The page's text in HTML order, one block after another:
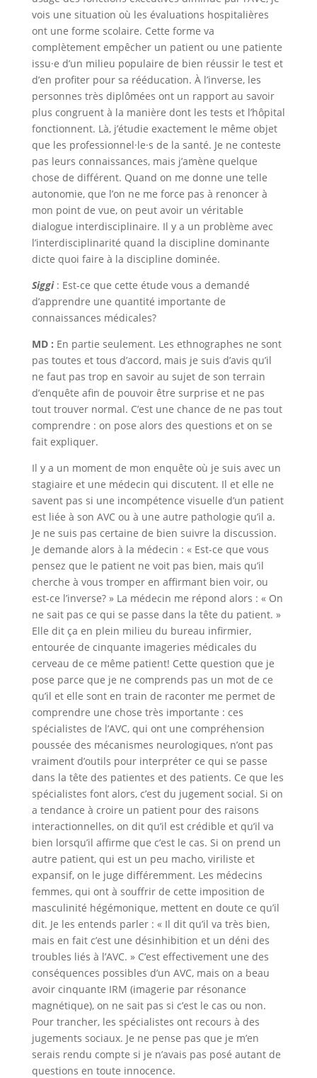
vois une situation où les évaluations hospitalières
ont une forme scolaire. Cette forme va
complètement empêcher un patient ou une patiente
issu·e d’un milieu populaire de bien réussir le test et
d’en profiter pour sa rééducation. À l’inverse, les
personnes très diplômées ont un rapport au savoir
plus congruent à la manière dont les tests et l’hôpital
fonctionnent. Là, j’étudie exactement le même objet
que les professionnel·le·s de la santé. Je ne conteste
pas leurs connaissances, mais j’amène quelque
chose de différent. Quand on me donne une telle
autonomie, que l’on ne me force pas à renoncer à
mon point de vue, on peut avoir un véritable
dialogue interdisciplinaire. Il y a un problème avec
l’interdisciplinarité quand la discipline dominante
dicte quoi faire à la discipline dominée.
Siggi: Est-ce que cette étude vous a demandé
d’apprendre une quantité importante de
connaissances médicales?
MD : En partie seulement. Les ethnographes ne sont
pas toutes et tous d’accord, mais je suis d’avis qu’il
ne faut pas trop en savoir au sujet de son terrain
d’enquête afin de pouvoir être surprise et ne pas
tout trouver normal. C’est une chance de ne pas tout
comprendre : on pose alors des questions et on se
fait expliquer.
Il y a un moment de mon enquête où je suis avec un
stagiaire et une médecin qui discutent. Il et elle ne
savent pas si une incompétence visuelle d’un patient
est liée à son AVC ou à une autre pathologie qu’il a.
Je ne suis pas certaine de bien suivre la discussion.
Je demande alors à la médecin : « Est-ce que vous
pensez que le patient ne voit pas bien, mais qu’il
cherche à vous tromper en affirmant bien voir, ou
est-ce l’inverse? » La médecin me répond alors : « On
ne sait pas ce qui se passe dans la tête du patient. »
Elle dit ça en plein milieu du bureau infirmier,
entourée de cinquante imageries médicales du
cerveau de ce même patient! Cette question que je
pose parce que je ne comprends pas un mot de ce
qu’il et elle sont en train de raconter me permet de
comprendre une chose très importante : ces
spécialistes de l’AVC, qui ont une compréhension
poussée des mécanismes neurologiques, n’ont pas
vraiment d’outils pour interpréter ce qui se passe
dans la tête des patientes et des patients. Ce que les
spécialistes font alors, c’est du jugement social. Si on
a tendance à croire un patient pour des raisons
interactionnelles, on dit qu’il est crédible et qu’il va
bien lorsqu’il affirme que c’est le cas. Si on prend un
autre patient, qui est un peu macho, viriliste et
expansif, on le juge différemment. Les médecins
femmes, qui ont à souffrir de cette imposition de
masculinité hégémonique, mettent en doute ce qu’il
dit. Je les entends parler : « Il dit qu’il va très bien,
mais en fait c’est une désinhibition et un déni des
troubles liés à l’AVC. » C’est effectivement une des
conséquences possibles d’un AVC, mais on a beau
avoir cinquante IRM (imagerie par résonance
magnétique), on ne sait pas si c’est le cas ou non.
Pour trancher, les spécialistes ont recours à des
jugements sociaux. Je ne pense pas que je m’en
serais rendu compte si je n’avais pas posé autant de
questions en toute innocence.